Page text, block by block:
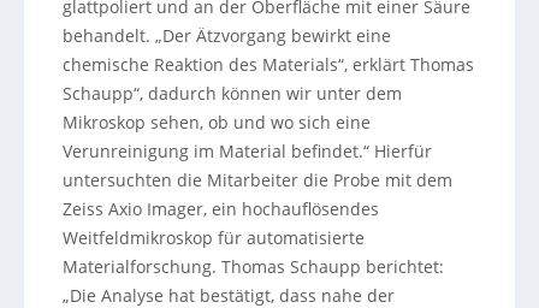
glattpoliert und an der Oberfläche mit einer Säure
behandelt. „Der Ätzvorgang bewirkt eine
chemische Reaktion des Materials“, erklärt Thomas
Schaupp“, dadurch können wir unter dem
Mikroskop sehen, ob und wo sich eine
Verunreinigung im Material befindet.“ Hierfür
untersuchten die Mitarbeiter die Probe mit dem
Zeiss Axio Imager, ein hochauflösendes
Weitfeldmikroskop für automatisierte
Materialforschung. Thomas Schaupp berichtet:
„Die Analyse hat bestätigt, dass nahe der